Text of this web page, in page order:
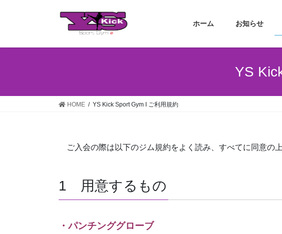
ホーム お知らせ
YS
HOME YS Kick Sport Gym I ご利用規約
ご入会の際は以下のジム規約をよく読み、すべてに同意の上
1 用意するもの
・パンチンググローブ